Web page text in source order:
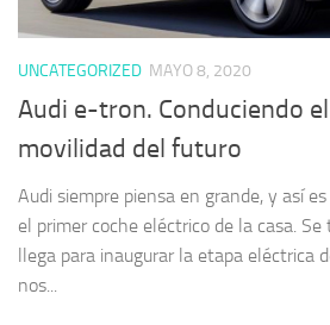
UNCATEGORIZED MAYO 8, 2020
Audi e-tron. Conduciendo
movilidad del futuro
Audi siempre piensa en grande, y así
el primer coche eléctrico de la casa.
llega para inaugurar la etapa eléctrica
nos...